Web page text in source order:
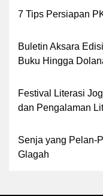
7 Tips Persiapan
Buletin Aksara
Buku Hingga
Festival Literasi
dan Pengalaman
Senja yang Pelan-
Glagah